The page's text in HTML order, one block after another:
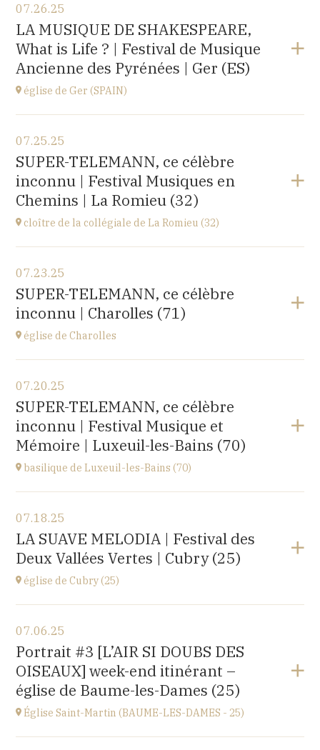
église d'Espot,
SPAIN
at19H00
Buy your tickets
07.26.25
LA MUSIQUE DE SHAKESPEARE,
What is Life ? | Festival de Musique
Ancienne des Pyrénées | Ger (ES)
église de Ger (SPAIN)
église Santa Coloma,
Plaça d'Andreu Xandri, 17539 Ger (SPAIN)
at19H00
Buy your tickets
07.25.25
SUPER-TELEMANN, ce célèbre
inconnu | Festival Musiques en
Chemins | La Romieu (32)
cloître de la collégiale de La Romieu (32)
collégiale Saint-Pierre,
rue du docteur Lucante, 32480 La Romieu
at19H00
Buy your tickets
07.23.25
SUPER-TELEMANN, ce célèbre
inconnu | Charolles (71)
église de Charolles
église du Sacré-Coeur,
8 Place de l'Église, 71120 Charolles
at11H
Go to site
07.20.25
SUPER-TELEMANN, ce célèbre
inconnu | Festival Musique et
Mémoire | Luxeuil-les-Bains (70)
basilique de Luxeuil-les-Bains (70)
Basilique Saint Pierre,
place de l'Abbaye, 70300 Luxeuil-les-Bains
at21H00
Buy your tickets
07.18.25
LA SUAVE MELODIA | Festival des
Deux Vallées Vertes | Cubry (25)
église de Cubry (25)
église Saint-Léger,
rue du Château, 25680 Cubry
at20H00
07.06.25
Portrait #3 [L’AIR SI DOUBS DES
OISEAUX] week-end itinérant –
église de Baume-les-Dames (25)
Église Saint-Martin (BAUME-LES-DAMES - 25)